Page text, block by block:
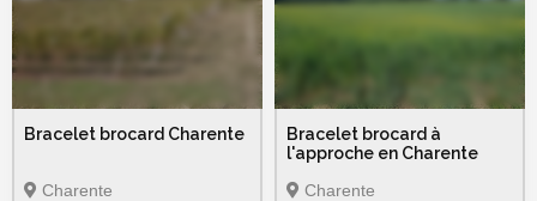
Bracelet brocard Charente
Charente
Bracelet brocard à
l'approche en Charente
Charente